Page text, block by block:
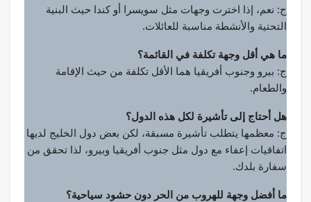
ج: نعم، إذا اخترت وجهات مثل سويسرا أو كندا حيث البنية
التحتية والأنشطة مناسبة للعائلات.
ما هي أقل وجهة تكلفة في القائمة؟
ج: بيرو وجنوب أفريقيا هما الأقل تكلفة من حيث الإقامة
والطعام.
هل أحتاج إلى تأشيرة لكل هذه الدول؟
ج: معظمها يتطلب تأشيرة مسبقة، لكن بعض دول الخليج لديها
اتفاقيات إعفاء مع دول مثل جنوب أفريقيا وبيرو، لذا تحقق من
سفارة بلدك.
ما أفضل وجهة للهروب من الحر دون حشود سياحية؟